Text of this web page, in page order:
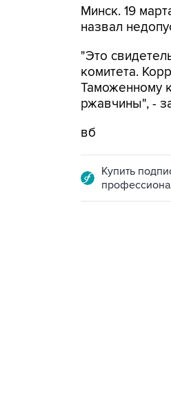
Минск. 19
назвал
"Это
комитета.
Таможенному
ржавчины", -
вб
Купить